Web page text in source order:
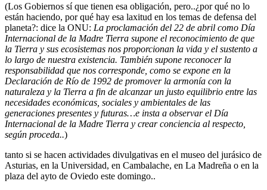
(Los Gobiernos sí que tienen esa obligación, pero..¿por qué no lo
están haciendo, por qué hay esa laxitud en los temas de defensa del
planeta?: dice la ONU: La proclamación del 22 de abril como Día
Internacional de la Madre Tierra supone el reconocimiento de que
la Tierra y sus ecosistemas nos proporcionan la vida y el sustento a
lo largo de nuestra existencia. También supone reconocer la
responsabilidad que nos corresponde, como se expone en la
Declaración de Río de 1992 de promover la armonía con la
naturaleza y la Tierra a fin de alcanzar un justo equilibrio entre las
necesidades económicas, sociales y ambientales de las
generaciones presentes y futuras…e insta a observar el Día
Internacional de la Madre Tierra y crear conciencia al respecto,
según proceda..)
tanto si se hacen actividades divulgativas en el museo del jurásico de
Asturias, en la Universidad, en Cambalache, en La Madreña o en la
plaza del ayto de Oviedo este domingo..